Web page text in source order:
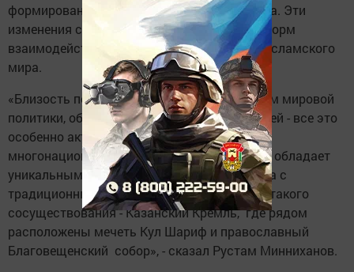
формирование нового многополярного мира. Эти
изменения способствовали поиску новых форм
взаимодействия России с государствами исламского
мира.
«Близость подходов к ключевым проблемам мировой
политики, общность нравственных ценностей - все это
особенно актуально для нашей страны как
многонационального государства, которое обладает
уникальным опытом выстраивания диалога с
традиционными религиями. Яркий пример такого
сосуществования - Казанский Кремль, где рядом
расположены мечеть Кул Шариф и православный
Благовещенский собор», - сказал Рустам Минниханов.